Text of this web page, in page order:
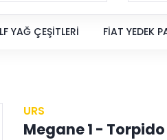
YAĞ ÇEŞITLERI FIAT YEDEK
URS
Megane 1 -